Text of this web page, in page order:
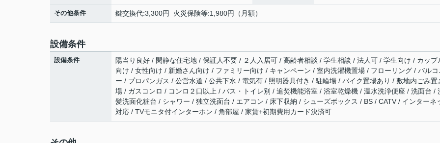
その他条件 鍵交換代:3,300円 火災保険等:1,980円（月額）
設備条件
設備条件
陽当り良好 / 閑静な住宅地 / 保証人不要 / ２人入居可 / 高齢者相談 / 学生相談 / 法人可 / 学生向け / カップ
向け / 女性向け / 新婚さん向け / ファミリー向け / キャンペーン / 室内洗濯機置場 / フローリング / バルコ
ー / プロパンガス / 公営水道 / 公共下水 / 電気有 / 照明器具付き / 駐輪場 / バイク置場あり / 敷地内ごみ置
場 / ガスコンロ / コンロ２口以上 / バス・トイレ別 / 追焚機能浴室 / 浴室乾燥機 / 温水洗浄便座 / 洗面台 /
髪洗面化粧台 / シャワー / 独立洗面台 / エアコン / 床下収納 / シューズボックス / BS / CATV / インターネ
対応 / TVモニタ付インターホン / 角部屋 / 家賃+初期費用カード決済可